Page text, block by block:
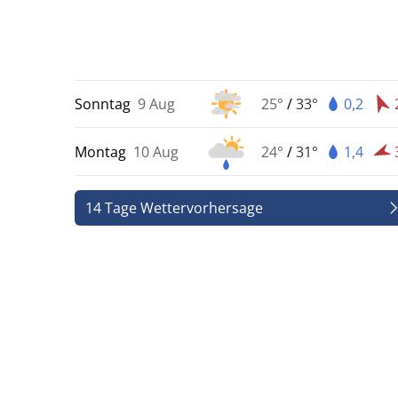
Sonntag 9 Aug 25° /33° 0,2
Montag 10 Aug 24° /31° 1,4
14 Tage Wettervorhersage